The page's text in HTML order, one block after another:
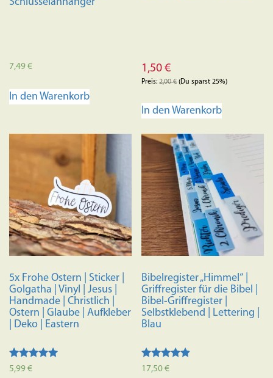
7,49€
In den Warenkorb
1,50€
Preis:2,00€(Du sparst 25%)
In den Warenkorb
5x Frohe Ostern | Sticker |
Golgatha | Vinyl | Jesus |
Handmade | Christlich |
Ostern | Glaube | Aufkleber
| Deko | Eastern
Bewertet mit
5.00
5,99€
Bibelregister „Himmel“ |
Griffregister für die Bibel |
Bibel-Griffregister |
Selbstklebend | Lettering |
Blau
Bewertet
mit
17,50€